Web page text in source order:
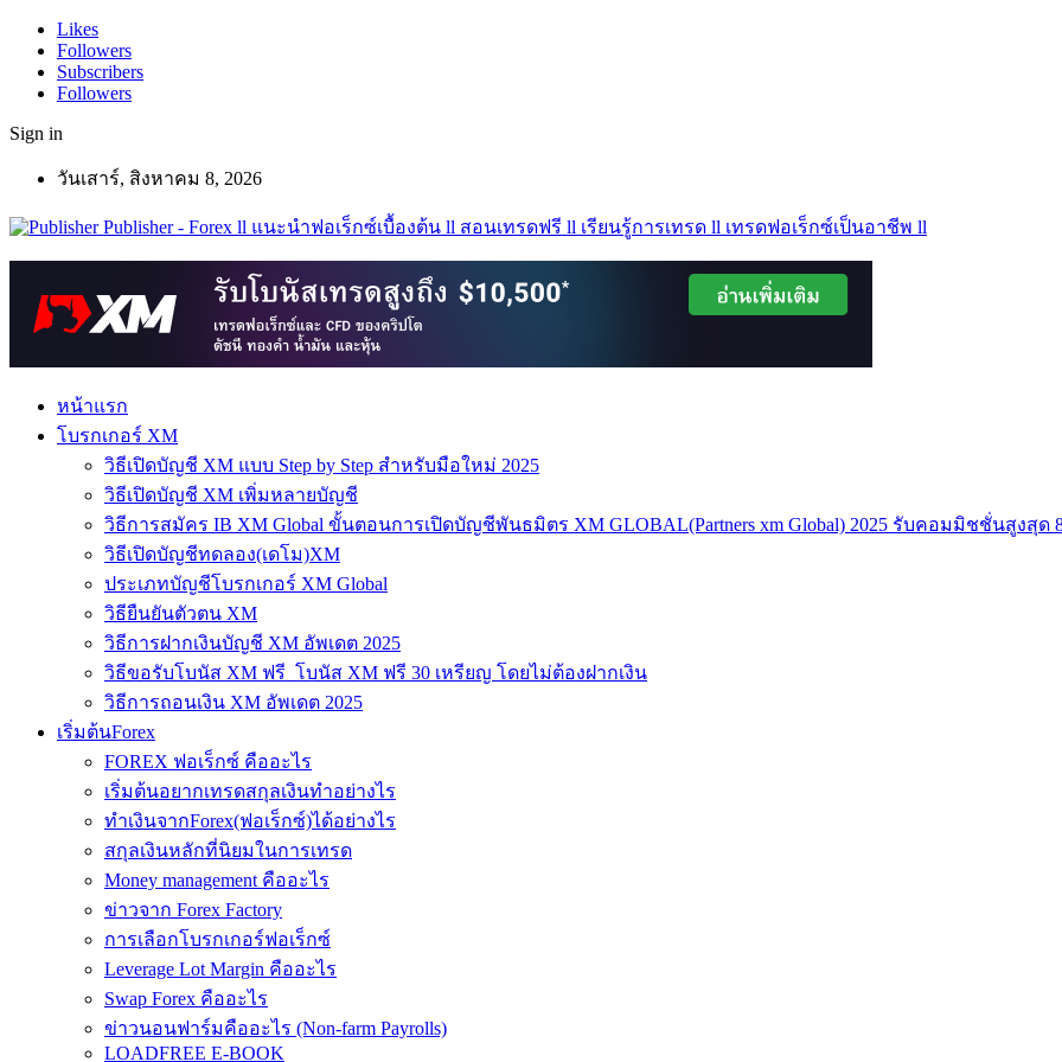
Likes
Followers
Subscribers
Followers
Sign in
วันเสาร์, สิงหาคม 8, 2026
Publisher - Forex ll แนะนำฟอเร็กซ์เบื้องต้น ll สอนเทรดฟรี ll เรียนรู้การเทรด ll เทรดฟอเร็กซ์เป็นอาชีพ ll
หน้าแรก
โบรกเกอร์ XM
วิธีเปิดบัญชี XM แบบ Step by Step สำหรับมือใหม่ 2025
วิธีเปิดบัญชี XM เพิ่มหลายบัญชี
วิธีการสมัคร IB XM Global ขั้นตอนการเปิดบัญชีพันธมิตร XM GLOBAL(Partners xm Global) 2025 รับคอมมิชชั่นสูงสุด
วิธีเปิดบัญชีทดลอง(เดโม)XM
ประเภทบัญชีโบรกเกอร์ XM Global
วิธียืนยันตัวตน XM
วิธีการฝากเงินบัญชี XM อัพเดต 2025
วิธีขอรับโบนัส XM ฟรี โบนัส XM ฟรี 30 เหรียญ โดยไม่ต้องฝากเงิน
วิธีการถอนเงิน XM อัพเดต 2025
เริ่มต้นForex
FOREX ฟอเร็กซ์ คืออะไร
เริ่มต้นอยากเทรดสกุลเงินทำอย่างไร
ทำเงินจากForex(ฟอเร็กซ์)ได้อย่างไร
สกุลเงินหลักที่นิยมในการเทรด
Money management คืออะไร
ข่าวจาก Forex Factory
การเลือกโบรกเกอร์ฟอเร็กซ์
Leverage Lot Margin คืออะไร
Swap Forex คืออะไร
ข่าวนอนฟาร์มคืออะไร (Non-farm Payrolls)
LOADFREE E-BOOK